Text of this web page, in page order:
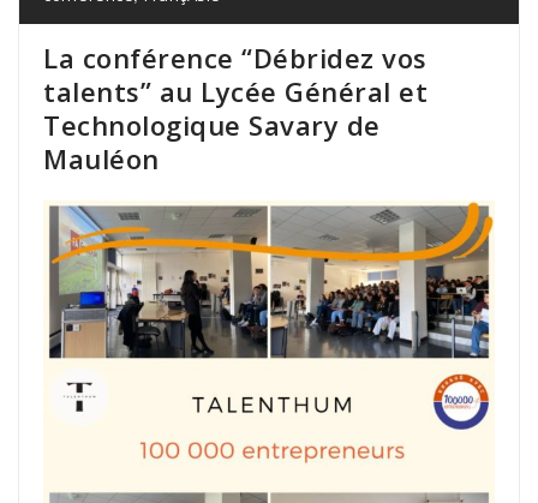
La conférence “Débridez vos
talents” au Lycée Général et
Technologique Savary de
Mauléon